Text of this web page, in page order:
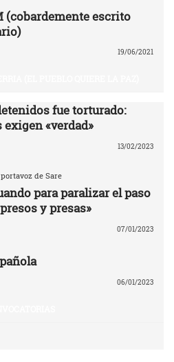
(cobardemente escrito
19/06/2021
fue torturado:
exigen «verdad»
13/02/2023
de Sare
para paralizar el paso
y presas»
07/01/2023
06/01/2023